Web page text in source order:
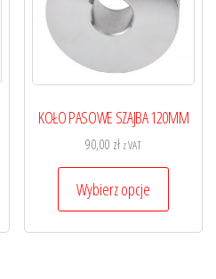
KOŁO PASOWE SZAJBA 120MM
90,00 zł z VAT
Wybierz opcje
Ten